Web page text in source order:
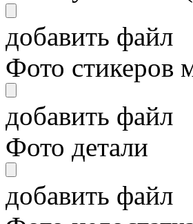
добавить файл
Фото стикеров
добавить файл
Фото детали
добавить файл